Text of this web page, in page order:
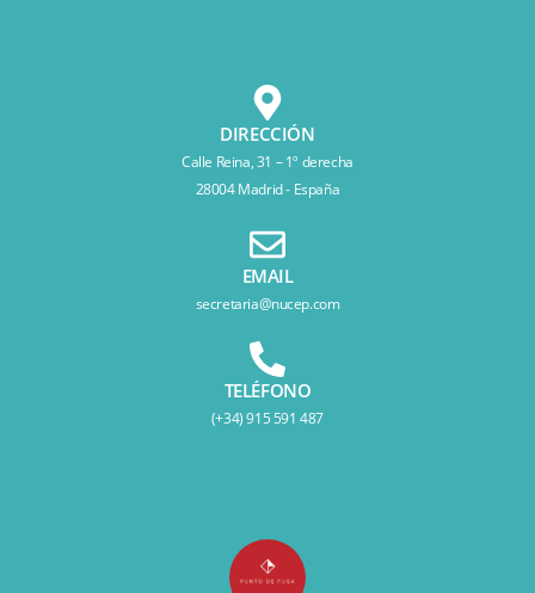
DIRECCIÓN
Calle Reina, 31 – 1º derecha
28004 Madrid - España
EMAIL
secretaria@nucep.com
TELÉFONO
(+34) 915 591 487